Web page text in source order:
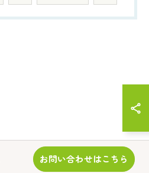
お問い合わせはこちら